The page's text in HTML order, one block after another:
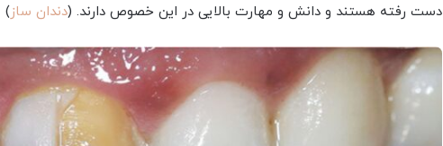
دست رفته هستند و دانش و مهارت بالایی در این خصوص دارند. (دندان ساز)